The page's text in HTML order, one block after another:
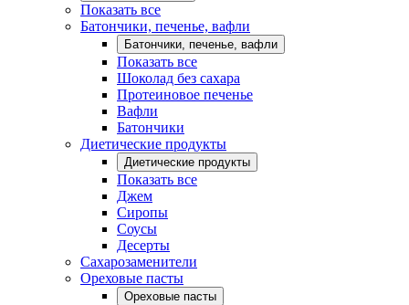
Показать все
Батончики, печенье, вафли
Батончики, печенье, вафли
Показать все
Шоколад без сахара
Протеиновое печенье
Вафли
Батончики
Диетические продукты
Диетические продукты
Показать все
Джем
Сиропы
Соусы
Десерты
Сахарозаменители
Ореховые пасты
Ореховые пасты